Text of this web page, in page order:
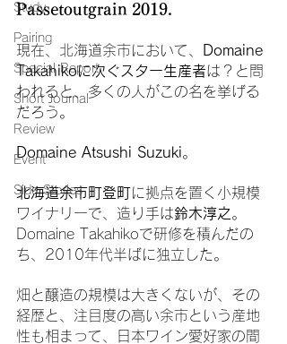
Study
Pairing
Special Report
Short Journal
Review
Event
Side Stories
Passetoutgrain 2019.
現在、北海道余市において、
Domaine
Takahikoに次ぐスター生産者は？と問
われると、多くの人がこの名を挙げる
だろう。
Domaine Atsushi Suzuki。
北海道余市町登町に拠点を置く小規模
ワイナリーで、造り手は鈴木淳之。
Domaine Takahikoで研修を積んだの
ち、2010年代半ばに独立した。
畑と醸造の規模は大きくないが、その
経歴と、注目度の高い余市という産地
性も相まって、日本ワイン愛好家の間